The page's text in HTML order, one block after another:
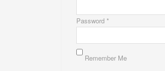
Password *
Remember Me